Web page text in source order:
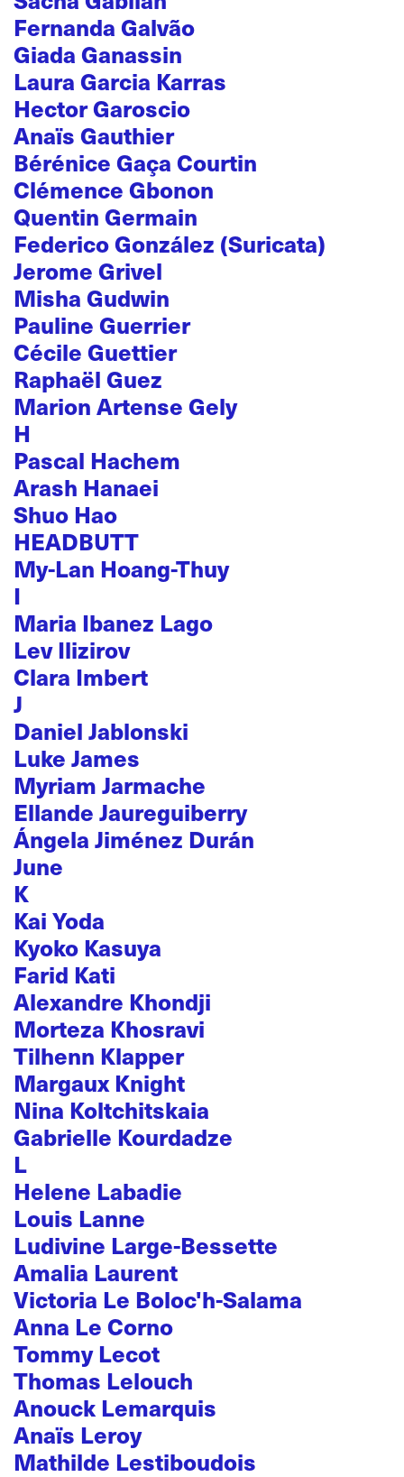
Fernanda Galvão
Giada Ganassin
Laura Garcia Karras
Hector Garoscio
Anaïs Gauthier
Bérénice Gaça Courtin
Clémence Gbonon
Quentin Germain
Federico González (Suricata)
Jerome Grivel
Misha Gudwin
Pauline Guerrier
Cécile Guettier
Raphaël Guez
Marion Artense Gely
H
Pascal Hachem
Arash Hanaei
Shuo Hao
HEADBUTT
My-Lan Hoang-Thuy
I
Maria Ibanez Lago
Lev Ilizirov
Clara Imbert
J
Daniel Jablonski
Luke James
Myriam Jarmache
Ellande Jaureguiberry
Ángela Jiménez Durán
June
K
Kai Yoda
Kyoko Kasuya
Farid Kati
Alexandre Khondji
Morteza Khosravi
Tilhenn Klapper
Margaux Knight
Nina Koltchitskaia
Gabrielle Kourdadze
L
Helene Labadie
Louis Lanne
Ludivine Large-Bessette
Amalia Laurent
Victoria Le Boloc'h-Salama
Anna Le Corno
Tommy Lecot
Thomas Lelouch
Anouck Lemarquis
Anaïs Leroy
Mathilde Lestiboudois